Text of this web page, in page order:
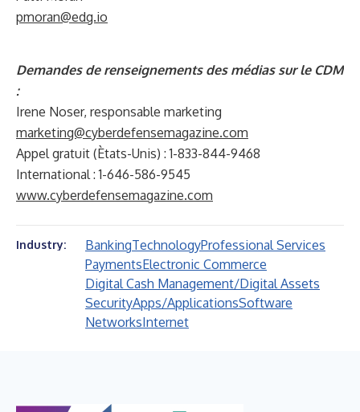
pmoran@edg.io
Demandes de renseignements des médias sur le CDM
:
Irene Noser, responsable marketing
marketing@cyberdefensemagazine.com
Appel gratuit (Ètats-Unis) : 1-833-844-9468
International : 1-646-586-9545
www.cyberdefensemagazine.com
Industry: BankingTechnologyProfessional Services
PaymentsElectronic Commerce
Digital Cash Management/Digital Assets
SecurityApps/ApplicationsSoftware
NetworksInternet